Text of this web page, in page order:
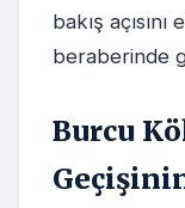
bakış
beraberinde
Burcu